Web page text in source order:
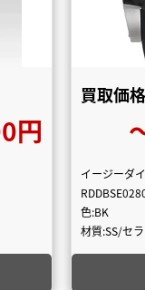
円
買取価
イージーダ
色:BK
材質:SS/セ